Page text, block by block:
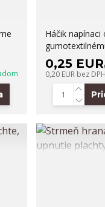
Háčik napínaci
0,25 EUR
0,20 EUR bez DPH